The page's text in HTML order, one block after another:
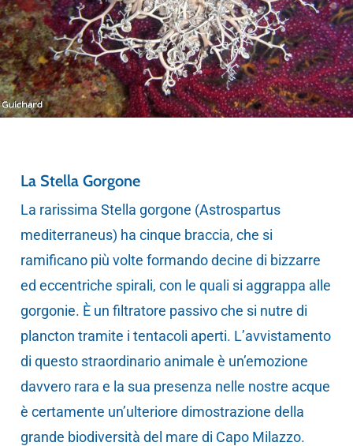
La Stella Gorgone
La rarissima Stella gorgone (Astrospartus
mediterraneus) ha cinque braccia, che si
ramificano più volte formando decine di bizzarre
ed eccentriche spirali, con le quali si aggrappa alle
gorgonie. È un filtratore passivo che si nutre di
plancton tramite i tentacoli aperti. L’avvistamento
di questo straordinario animale è un’emozione
davvero rara e la sua presenza nelle nostre acque
è certamente un’ulteriore dimostrazione della
grande biodiversità del mare di Capo Milazzo.